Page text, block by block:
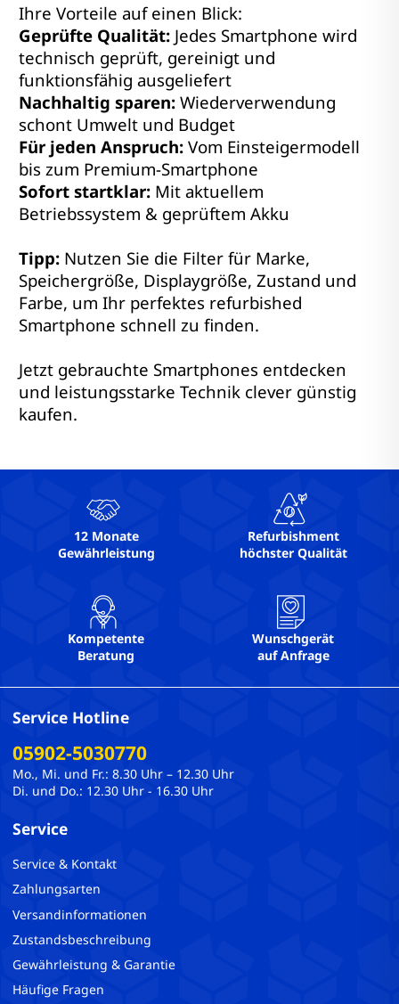
Ihre Vorteile auf einen Blick:
Geprüfte Qualität: Jedes Smartphone wird
technisch geprüft, gereinigt und
funktionsfähig ausgeliefert
Nachhaltig sparen: Wiederverwendung
schont Umwelt und Budget
Für jeden Anspruch: Vom Einsteigermodell
bis zum Premium-Smartphone
Sofort startklar: Mit aktuellem
Betriebssystem & geprüftem Akku
Tipp: Nutzen Sie die Filter für Marke,
Speichergröße, Displaygröße, Zustand und
Farbe, um Ihr perfektes refurbished
Smartphone schnell zu finden.
Jetzt gebrauchte Smartphones entdecken
und leistungsstarke Technik clever günstig
kaufen.
12 Monate
Gewährleistung
Refurbishment
höchster Qualität
Kompetente
Beratung
Wunschgerät
auf Anfrage
Service Hotline
05902-5030770
Mo., Mi. und Fr.: 8.30 Uhr – 12.30 Uhr
Di. und Do.: 12.30 Uhr - 16.30 Uhr
Service
Service & Kontakt
Zahlungsarten
Versandinformationen
Zustandsbeschreibung
Gewährleistung & Garantie
Häufige Fragen